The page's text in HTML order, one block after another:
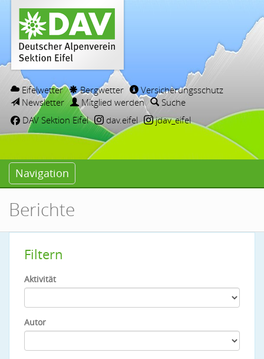
Eifelwetter Bergwetter
Versicherungsschutz
Newsletter
Mitglied werden
Suche
DAV Sektion Eifel
dav.eifel jdav_eifel
Navigation
Berichte
Filtern
Aktivität
Autor